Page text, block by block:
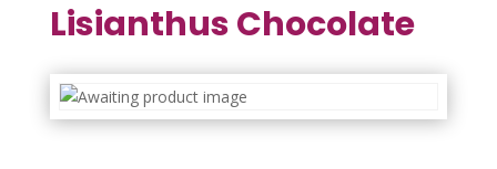
Lisianthus Chocolate